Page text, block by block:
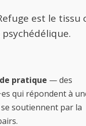
est le
pratique — des
qui répondent à
soutiennent par la